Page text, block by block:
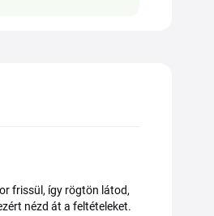
frissül, így rögtön látod,
nézd át a feltételeket.